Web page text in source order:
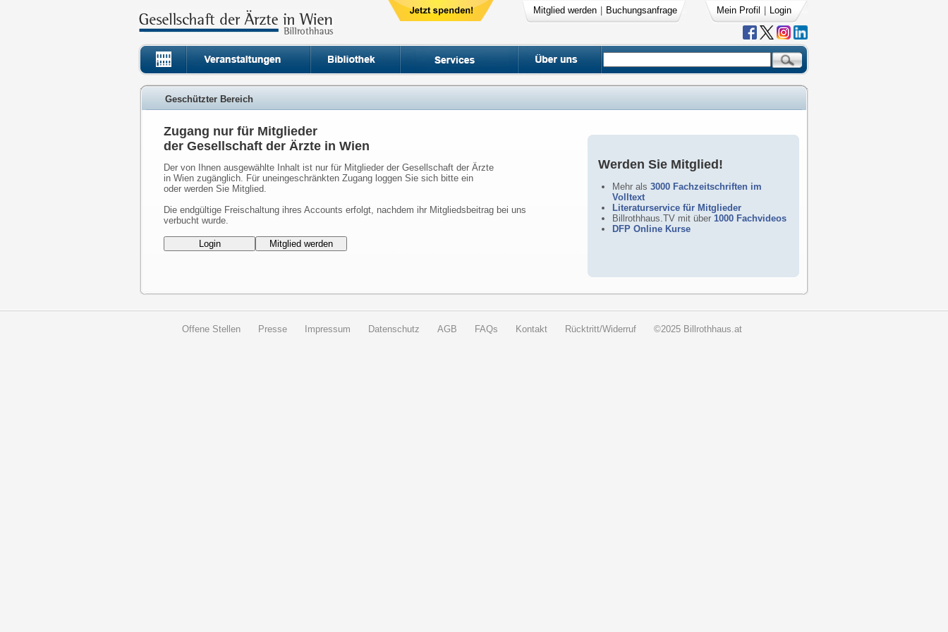
Mitglied werden Buchungsanfrage Mein Profil Login
Geschützter Bereich
Werden Sie Mitglied!
Mehr als 3000 Fachzeitschriften im
Volltext
Literaturservice für Mitglieder
Billrothhaus.TV mit über 1000 Fachvideos
DFP Online Kurse
Zugang nur für Mitglieder
der Gesellschaft der Ärzte in Wien
Der von Ihnen ausgewählte Inhalt ist nur für Mitglieder der Gesellschaft der Ärzte
in Wien zugänglich. Für uneingeschränkten Zugang loggen Sie sich bitte ein
oder werden Sie Mitglied.
Die endgültige Freischaltung ihres Accounts erfolgt, nachdem ihr Mitgliedsbeitrag bei uns
verbucht wurde.
Offene Stellen Presse Impressum Datenschutz AGB FAQs Kontakt Rücktritt/Widerruf ©2025 Billrothhaus.at